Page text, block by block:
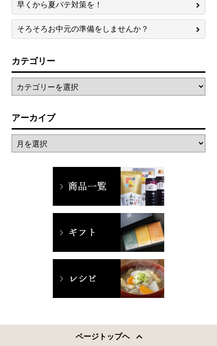
早くから夏バテ対策を！
そろそろお中元の準備をしませんか？
カテゴリー
アーカイブ
ページトップヘ